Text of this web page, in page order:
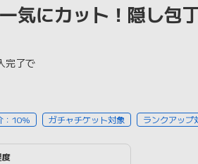
気にカット！隠し包
完了で
：10% ガチャチケット対象 ランクアップ
度